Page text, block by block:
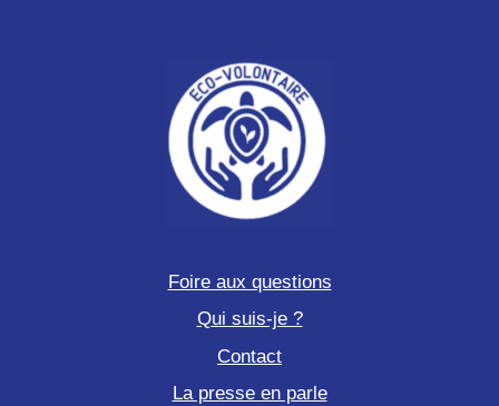
Foire aux questions
Qui suis-je ?
Contact
La presse en parle